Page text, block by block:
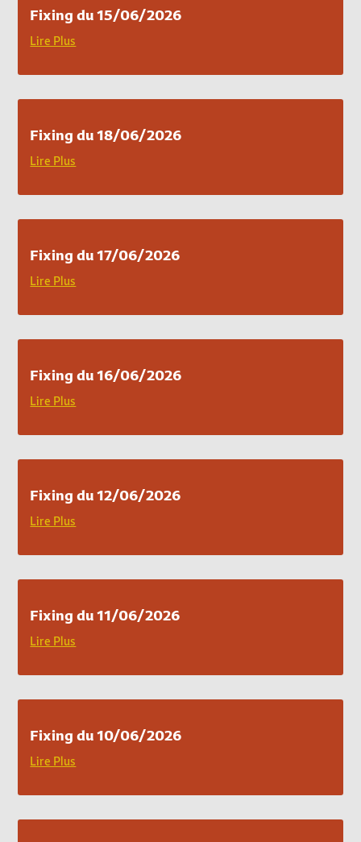
Fixing du 15/06/2026
Lire Plus
Fixing du 18/06/2026
Lire Plus
Fixing du 17/06/2026
Lire Plus
Fixing du 16/06/2026
Lire Plus
Fixing du 12/06/2026
Lire Plus
Fixing du 11/06/2026
Lire Plus
Fixing du 10/06/2026
Lire Plus